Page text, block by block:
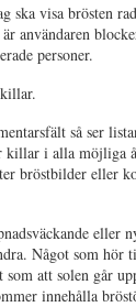
ska visa brösten
användaren
personer.
så ser
killar i alla möjliga
bröstbilder eller
eller
Något som hör
att solen går
innehålla